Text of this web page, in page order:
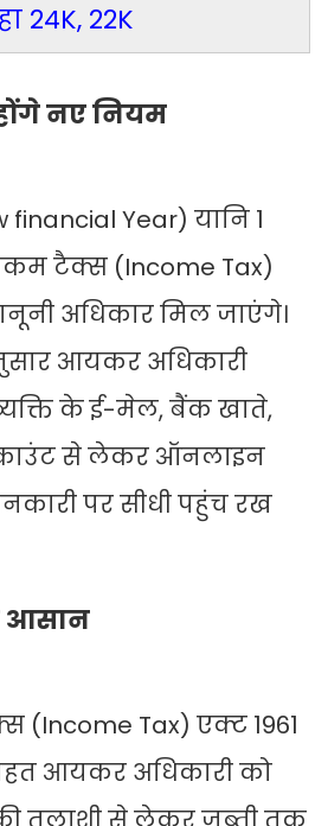
24K, 22K
नए नियम
financial Year) यानि 1
टैक्स (Income Tax)
अधिकार मिल जाएंगे।
आयकर अधिकारी
के ई-मेल, बैंक खाते,
से लेकर ऑनलाइन
पर सीधी पहुंच रख
आसान
Tax) एक्ट 1961
आयकर अधिकारी को